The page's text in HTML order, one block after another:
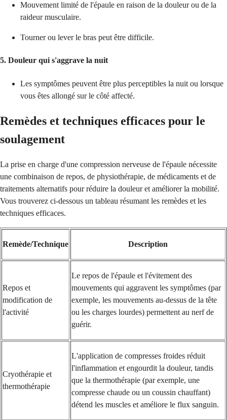
Mouvement limité de l'épaule en raison de la douleur ou de la
raideur musculaire.
Tourner ou lever le bras peut être difficile.
5. Douleur qui s'aggrave la nuit
Les symptômes peuvent être plus perceptibles la nuit ou lorsque
vous êtes allongé sur le côté affecté.
Remèdes et techniques efficaces pour le
soulagement
La prise en charge d'une compression nerveuse de l'épaule nécessite
une combinaison de repos, de physiothérapie, de médicaments et de
traitements alternatifs pour réduire la douleur et améliorer la mobilité.
Vous trouverez ci-dessous un tableau résumant les remèdes et les
techniques efficaces.
Remède/Technique Description
Repos et
modification de
l'activité
Le repos de l'épaule et l'évitement des
mouvements qui aggravent les symptômes (par
exemple, les mouvements au-dessus de la tête
ou les charges lourdes) permettent au nerf de
guérir.
Cryothérapie et
thermothérapie
L'application de compresses froides réduit
l'inflammation et engourdit la douleur, tandis
que la thermothérapie (par exemple, une
compresse chaude ou un coussin chauffant)
détend les muscles et améliore le flux sanguin.